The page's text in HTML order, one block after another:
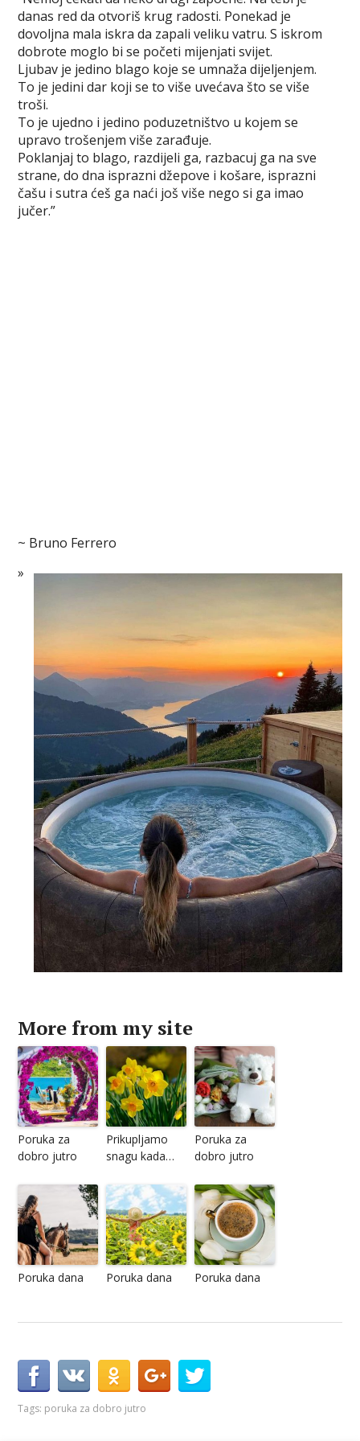
e
b
o
o
k
t
t
e
r
t
e
r
e
t
b
l
r
e
r
s
e
n
g
r
r
e
danas red da otvoriš krug radosti. Ponekad je
dovoljna mala iskra da zapali veliku vatru. S iskrom
dobrote moglo bi se početi mijenjati svijet.
Ljubav je jedino blago koje se umnaža dijeljenjem.
To je jedini dar koji se to više uvećava što se više
troši.
To je ujedno i jedino poduzetništvo u kojem se
upravo trošenjem više zarađuje.
Poklanjaj to blago, razdijeli ga, razbacuj ga na sve
strane, do dna isprazni džepove i košare, isprazni
čašu i sutra ćeš ga naći još više nego si ga imao
jučer.”
~ Bruno Ferrero
More from my site
Poruka za
dobro jutro
Prikupljamo
snagu kada…
Poruka za
dobro jutro
Poruka dana Poruka dana Poruka dana
Tags: poruka za dobro jutro